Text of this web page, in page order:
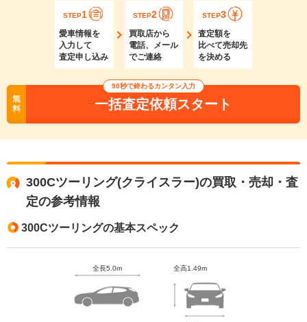
STEP1
愛車情報を
入力して
査定申し込み
STEP2
買取店から
電話、メール
でご連絡
STEP3
査定額を
比べて売却先
を決める
無
料
90秒で終わるカンタン入力
一括査定依頼スタート
300Cツーリング(クライスラー)の買取・売却・査
定の参考情報
300Cツーリングの基本スペック
全長5.0m 全高1.49m